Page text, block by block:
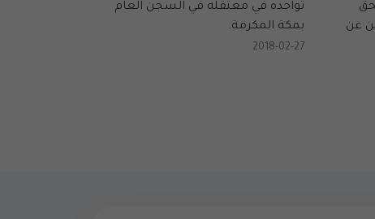
عن
تواجده في معتقله في السجن العام
بمكة المكرمة.
2018-02-27